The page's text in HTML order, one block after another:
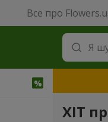
Все про
ХІТ